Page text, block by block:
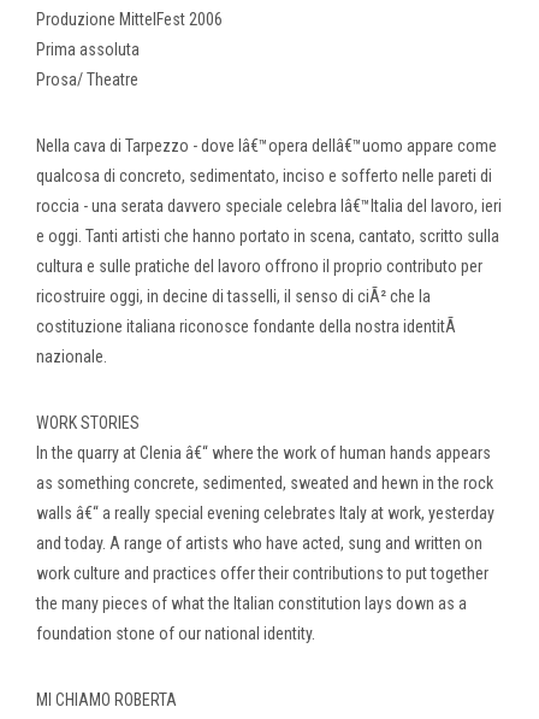
Produzione MittelFest 2006
Prima assoluta
Prosa/ Theatre
Nella cava di Tarpezzo - dove lâ€™opera dellâ€™uomo appare come
qualcosa di concreto, sedimentato, inciso e sofferto nelle pareti di
roccia - una serata davvero speciale celebra lâ€™Italia del lavoro, ieri
e oggi. Tanti artisti che hanno portato in scena, cantato, scritto sulla
cultura e sulle pratiche del lavoro offrono il proprio contributo per
ricostruire oggi, in decine di tasselli, il senso di ciÃ² che la
costituzione italiana riconosce fondante della nostra identitÃ
nazionale.
WORK STORIES
In the quarry at Clenia â€“ where the work of human hands appears
as something concrete, sedimented, sweated and hewn in the rock
walls â€“ a really special evening celebrates Italy at work, yesterday
and today. A range of artists who have acted, sung and written on
work culture and practices offer their contributions to put together
the many pieces of what the Italian constitution lays down as a
foundation stone of our national identity.
MI CHIAMO ROBERTA